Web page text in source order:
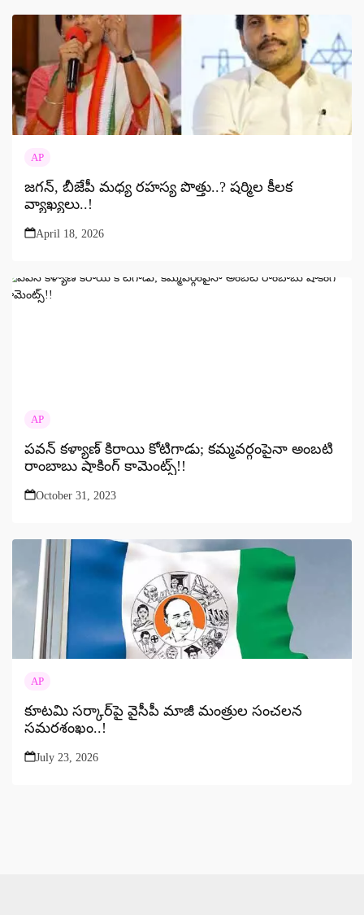
AP
జగన్‌, బీజేపీ మధ్య రహస్య పొత్తు..? షర్మిల కీలక
వ్యాఖ్యలు..!
April 18, 2026
AP
పవన్ కళ్యాణ్ కిరాయి కోటిగాడు; కమ్మవర్గంపైనా అంబటి
రాంబాబు షాకింగ్ కామెంట్స్!!
October 31, 2023
AP
కూటమి సర్కార్‌పై వైసీపీ మాజీ మంత్రుల సంచలన
సమరశంఖం..!
July 23, 2026